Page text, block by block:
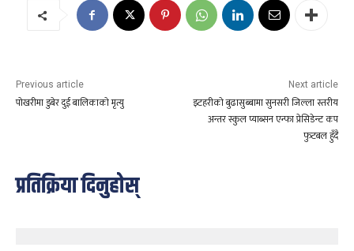
Previous article
पोखरीमा डुबेर दुई बालिकाको मृत्यु
Next article
इटहरीको बुढासुब्बामा सुनसरी जिल्ला स्तरीय
अन्तर स्कुल प्याब्सन एन्फा प्रेसिडेन्ट कप
फुटबल हुँदै
प्रतिक्रिया दिनुहोस्